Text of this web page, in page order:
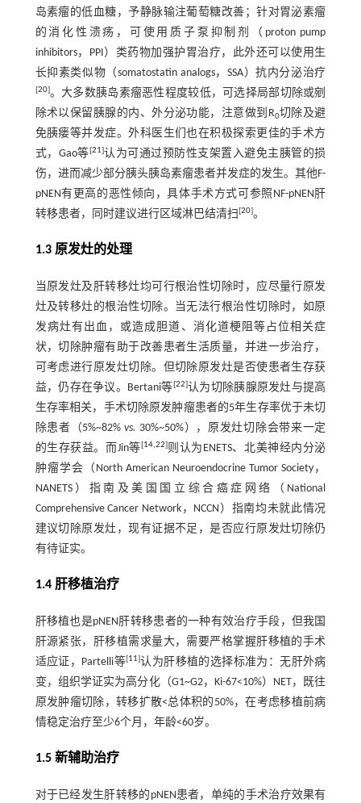
岛素瘤的低血糖，予静脉输注葡萄糖改善；针对胃泌素瘤
的消化性溃疡，可使用质子泵抑制剂（proton pump
inhibitors，PPI）类药物加强护胃治疗，此外还可以使用生
长抑素类似物（somatostatin analogs，SSA）抗内分泌治疗
[20]。大多数胰岛素瘤恶性程度较低，可选择局部切除或剜
除术以保留胰腺的内、外分泌功能，注意做到R0切除及避
免胰瘘等并发症。外科医生们也在积极探索更佳的手术方
式，Gao等[21]认为可通过预防性支架置入避免主胰管的损
伤，进而减少部分胰头胰岛素瘤患者并发症的发生。其他F-
pNEN有更高的恶性倾向，具体手术方式可参照NF-pNEN肝
转移患者，同时建议进行区域淋巴结清扫 [20]。
1.3 原发灶的处理
当原发灶及肝转移灶均可行根治性切除时，应尽量行原发
灶及转移灶的根治性切除。当无法行根治性切除时，如原
发病灶有出血，或造成胆道、消化道梗阻等占位相关症
状，切除肿瘤有助于改善患者生活质量，并进一步治疗，
可考虑进行原发灶切除。但切除原发灶是否使患者生存获
益，仍存在争议。Bertani等[22]认为切除胰腺原发灶与提高
生存率相关，手术切除原发肿瘤患者的5年生存率优于未切
除患者（5%~82%vs. 30%~50%），原发灶切除会带来一定
的生存获益。而Jin等[14,22]则认为ENETS、北美神经内分泌
肿瘤学会（North American Neuroendocrine Tumor Society，
NANETS）指南及美国国立综合癌症网络（National
Comprehensive Cancer Network，NCCN）指南均未就此情况
建议切除原发灶，现有证据不足，是否应行原发灶切除仍
有待证实。
1.4 肝移植治疗
肝移植也是pNEN肝转移患者的一种有效治疗手段，但我国
肝源紧张，肝移植需求量大，需要严格掌握肝移植的手术
适应证，Partelli等[11]认为肝移植的选择标准为：无肝外病
变，组织学证实为高分化（G1~G2，Ki-67<10%）NET，既往
原发肿瘤切除，转移扩散<总体积的50%，在考虑移植前病
情稳定治疗至少6个月，年龄<60岁。
1.5 新辅助治疗
对于已经发生肝转移的pNEN患者，单纯的手术治疗效果有